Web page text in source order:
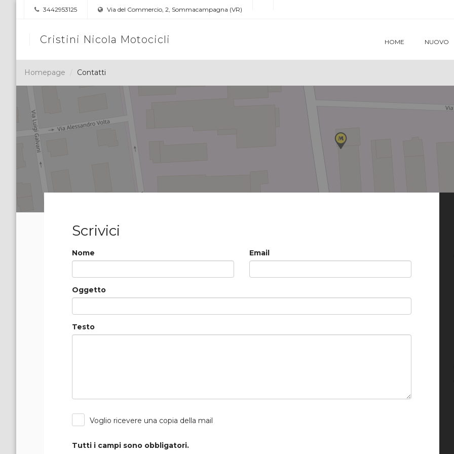
3442953125 Via del Commercio, 2, Sommacampagna (VR)
Cristini Nicola Motocicli HOME NUOVO
Homepage Contatti
Scrivici
Nome Email
Oggetto
Testo
Voglio ricevere una copia della mail
Tutti i campi sono obbligatori.